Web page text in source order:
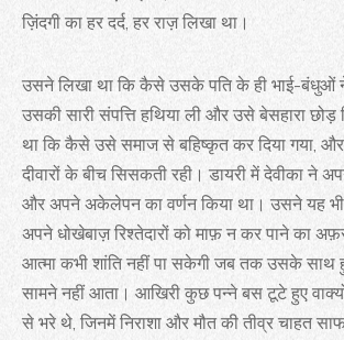
ज़िंदगी का हर दर्द, हर राज़ लिखा था।
उसने लिखा था कि कैसे उसके पति के ही भाई-बंधुओं ने
उसकी सारी संपत्ति हथिया ली और उसे बेसहारा
था कि कैसे उसे समाज से बहिष्कृत कर दिया गया, और
दीवारों के बीच सिसकती रही। डायरी में देवीका ने
और अपने अकेलेपन का वर्णन किया था। उसने यह
अपने धोखेबाज़ रिश्तेदारों को माफ़ न कर पाने का
आत्मा कभी शांति नहीं पा सकेगी जब तक उसके साथ
सामने नहीं आता। आखिरी कुछ पन्ने बस टूटे हुए
से भरे थे, जिनमें निराशा और मौत की तीव्र चाहत